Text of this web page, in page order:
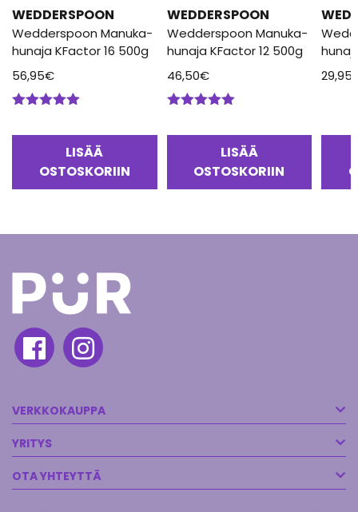
WEDDERSPOON
Wedderspoon Manuka-
hunaja KFactor 16 500g
56,95€
LISÄÄ
OSTOSKORIIN
WEDDERSPOON
Wedderspoon Manuka-
hunaja KFactor 12 500g
46,50€
LISÄÄ
OSTOSKORIIN
29,95
VERKKOKAUPPA
YRITYS
OTA YHTEYTTÄ